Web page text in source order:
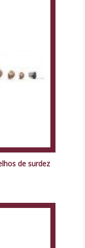
de surdez